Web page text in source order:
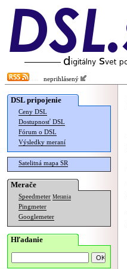
neprihlásený
DSL pripojenie
Ceny DSL
Dostupnosť DSL
Fórum o DSL
Výsledky meraní
Satelitná mapa SR
Merače
Speedmeter Merania
Pingmeter
Googlemeter
Hľadanie